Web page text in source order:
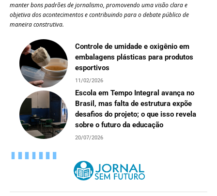
manter bons padrões de jornalismo, promovendo uma visão clara e
objetiva dos acontecimentos e contribuindo para o debate público de
maneira construtiva.
Controle de umidade e oxigênio em
embalagens plásticas para produtos
esportivos
11/02/2026
Escola em Tempo Integral avança no
Brasil, mas falta de estrutura expõe
desafios do projeto; o que isso revela
sobre o futuro da educação
20/07/2026